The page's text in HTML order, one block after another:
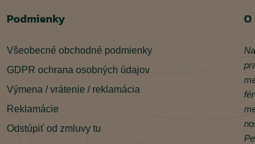
Podmienky
Všeobecné obchodné podmienky
GDPR ochrana osobných údajov
Výmena / vrátenie / reklamácia
Reklamácie
Odstúpiť od zmluvy tu